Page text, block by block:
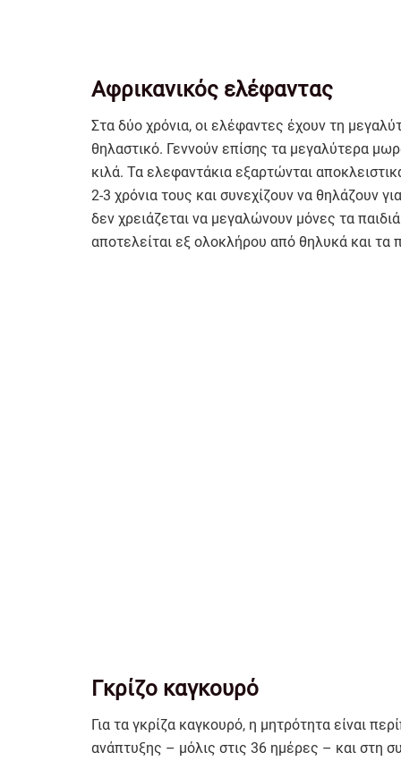
Αφρικανικός ελέφαντας
Στα δύο χρόνια, οι ελέφαντες έχουν τη
θηλαστικό. Γεννούν επίσης τα μεγαλύτερα
κιλά. Τα ελεφαντάκια εξαρτώνται
2-3 χρόνια τους και συνεχίζουν να θηλάζουν
δεν χρειάζεται να μεγαλώνουν μόνες τα
αποτελείται εξ ολοκλήρου από θηλυκά και τα
Γκρίζο καγκουρό
Για τα γκρίζα καγκουρό, η μητρότητα είναι
ανάπτυξης – μόλις στις 36 ημέρες – και στη